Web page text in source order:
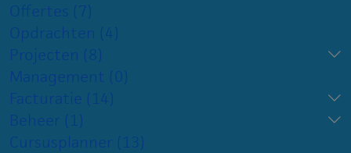
Offertes (7)
Opdrachten (4)
Projecten (8)
Management (0)
Facturatie (14)
Beheer (1)
Cursusplanner (13)